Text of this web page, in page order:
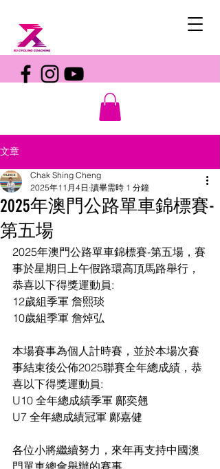
文章
2025年澳門公路單車錦標賽-
第五場
Chak Shing Cheng
2025年11月4日 讀畢需時 1 分鐘
2025年澳門公路單車錦標賽-第五場，賽
事於星期日上午假路環高頂馬路舉行，
恭喜以下得獎運動員:
12歲組季軍 詹熙琰
10歲組季軍 詹焯弘
本場賽事為個人計時賽，並於本場次賽
事結束後公佈2025聯賽全年總成績，恭
喜以下得獎運動員:
U10 全年總成績季軍 鄺奕翹
U7 全年總成績冠軍 鄺嘉健
各位小將繼續努力，來年再支持中國澳
門單車總會舉辦的賽事。